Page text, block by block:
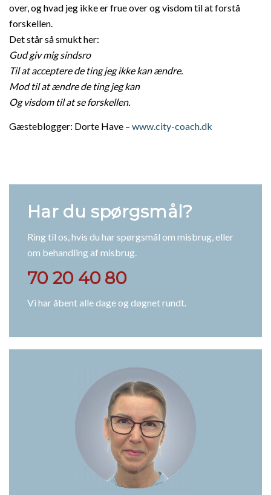
over, og hvad jeg ikke er frue over og visdom til at forstå
forskellen.
Det står så smukt her:
Gud giv mig sindsro
Til at acceptere de ting jeg ikke kan ændre.
Mod til at ændre de ting jeg kan
Og visdom til at se forskellen.
Gæsteblogger: Dorte Have – www.city-coach.dk
Har du spørgsmål?
Ring til os, hvis du har spørgsmål om misbrug, eller
om behandling af misbrug.
70 20 40 80
Vi har åbent alle dage og døgnet rundt.